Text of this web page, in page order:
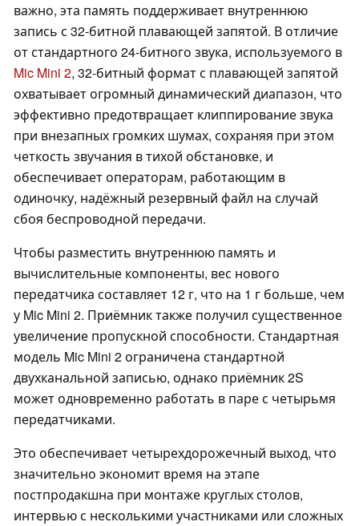
важно, эта память поддерживает внутреннюю
запись с 32-битной плавающей запятой. В отличие
от стандартного 24-битного звука, используемого в
Mic Mini 2, 32-битный формат с плавающей запятой
охватывает огромный динамический диапазон, что
эффективно предотвращает клиппирование звука
при внезапных громких шумах, сохраняя при этом
четкость звучания в тихой обстановке, и
обеспечивает операторам, работающим в
одиночку, надёжный резервный файл на случай
сбоя беспроводной передачи.
Чтобы разместить внутреннюю память и
вычислительные компоненты, вес нового
передатчика составляет 12 г, что на 1 г больше, чем
у Mic Mini 2. Приёмник также получил существенное
увеличение пропускной способности. Стандартная
модель Mic Mini 2 ограничена стандартной
двухканальной записью, однако приёмник 2S
может одновременно работать в паре с четырьмя
передатчиками.
Это обеспечивает четырехдорожечный выход, что
значительно экономит время на этапе
постпродакшна при монтаже круглых столов,
интервью с несколькими участниками или сложных